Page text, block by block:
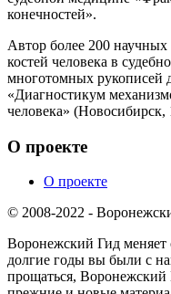
конечностей».
Автор более 200
костей человека в
многотомных рукописей
«Диагностикум
человека» (Новосибирск,
О проекте
О проекте
© 2008-2022 -
Воронежский Гид меняет
долгие годы вы были с
прощаться,